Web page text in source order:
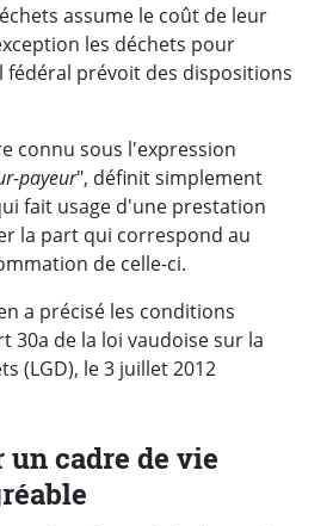
assume le coût de leur
les déchets pour
fédéral prévoit des dispositions
connu sous l'expression
payeur", définit simplement
fait usage d'une prestation
la part qui correspond au
de celle-ci.
a précisé les conditions
30a de la loi vaudoise sur la
(LGD), le 3 juillet 2012
cadre de vie